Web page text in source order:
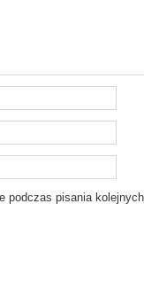
podczas pisania